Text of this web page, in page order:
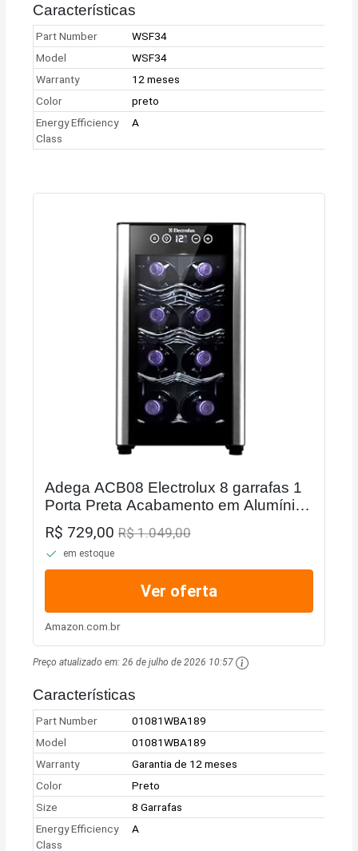
Características
Part Number
WSF34
Model
WSF34
Warranty
12 meses
Color
preto
Energy Efficiency
Class
A
Adega ACB08 Electrolux 8 garrafas 1
Porta Preta Acabamento em Alumínio -
Bivolt
R$ 729,00R$ 1.049,00
em estoque
Ver oferta
Amazon.com.br
Preço atualizado em:26 de julho de 2026 10:57
Características
Part Number
01081WBA189
Model
01081WBA189
Warranty
Garantia de 12 meses
Color
Preto
Size
8 Garrafas
Energy Efficiency
Class
A